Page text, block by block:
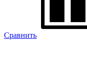
Сравнить